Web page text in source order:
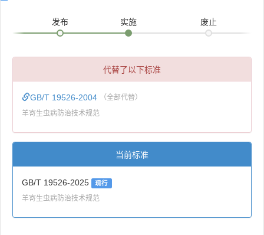
发布 实施 废止
代替了以下标准
GB/T 19526-2004 （全部代替）
羊寄生虫病防治技术规范
当前标准
GB/T 19526-2025 现行
羊寄生虫病防治技术规范